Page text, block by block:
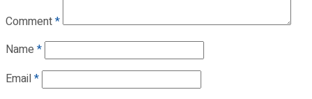
Comment*
Name *
Email*